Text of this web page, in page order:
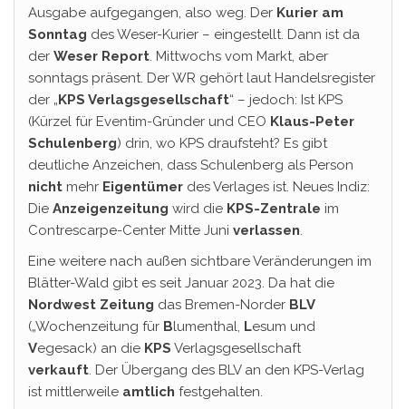
Ausgabe aufgegangen, also weg. Der Kurier am
Sonntag des Weser-Kurier – eingestellt. Dann ist da
der Weser Report. Mittwochs vom Markt, aber
sonntags präsent. Der WR gehört laut Handelsregister
der „KPS Verlagsgesellschaft“ – jedoch: Ist KPS
(Kürzel für Eventim-Gründer und CEO Klaus-Peter
Schulenberg) drin, wo KPS draufsteht? Es gibt
deutliche Anzeichen, dass Schulenberg als Person
nicht mehr Eigentümer des Verlages ist. Neues Indiz:
Die Anzeigenzeitung wird die KPS-Zentrale im
Contrescarpe-Center Mitte Juni verlassen.
Eine weitere nach außen sichtbare Veränderungen im
Blätter-Wald gibt es seit Januar 2023. Da hat die
Nordwest Zeitung das Bremen-Norder BLV
(„Wochenzeitung für Blumenthal, Lesum und
Vegesack) an die KPS Verlagsgesellschaft
verkauft. Der Übergang des BLV an den KPS-Verlag
ist mittlerweile amtlich festgehalten.